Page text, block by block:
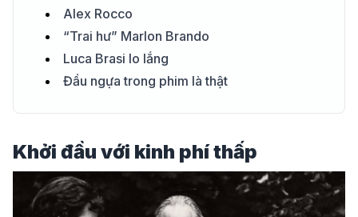
Alex Rocco
“Trai hư” Marlon Brando
Luca Brasi lo lắng
Đầu ngựa trong phim là thật
Khởi đầu với kinh phí thấp